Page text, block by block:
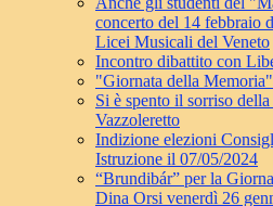
concerto del 14 febbraio
Licei Musicali del Veneto
Incontro dibattito con
"Giornata della
Si è spento il sorriso
Vazzoleretto
Indizione elezioni
Istruzione il 07/05/2024
“Brundibár” per la
Dina Orsi venerdì 26